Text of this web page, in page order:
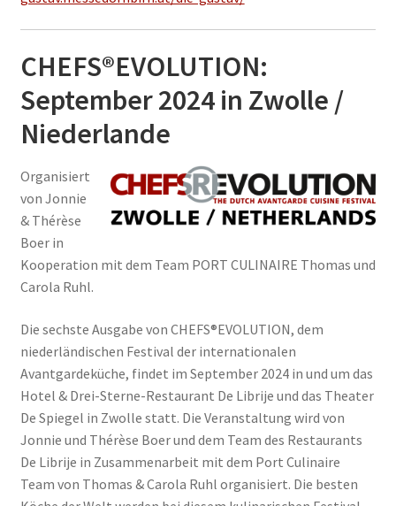
CHEFS®EVOLUTION:
September 2024 in Zwolle /
Niederlande
Organisiert
von Jonnie
& Thérèse
Boer in
Kooperation mit dem Team PORT CULINAIRE Thomas und
Carola Ruhl.
Die sechste Ausgabe von CHEFS®EVOLUTION, dem
niederländischen Festival der internationalen
Avantgardeküche, findet im September 2024 in und um das
Hotel & Drei-Sterne-Restaurant De Librije und das Theater
De Spiegel in Zwolle statt. Die Veranstaltung wird von
Jonnie und Thérèse Boer und dem Team des Restaurants
De Librije in Zusammenarbeit mit dem Port Culinaire
Team von Thomas & Carola Ruhl organisiert. Die besten